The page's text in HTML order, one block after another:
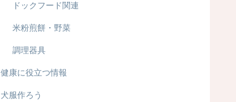
ドックフード関連
米粉煎餅・野菜
調理器具
健康に役立つ情報
犬服作ろう